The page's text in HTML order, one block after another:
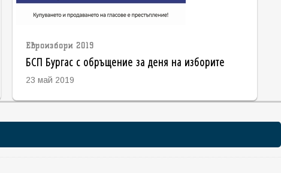
Евроизбори 2019
БСП Бургас с обръщение за деня на изборите
23 май 2019